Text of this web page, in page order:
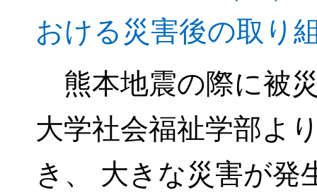
おける災害後の取り
熊本地震の際に被
大学社会福祉学部よ
き、 大きな災害が発